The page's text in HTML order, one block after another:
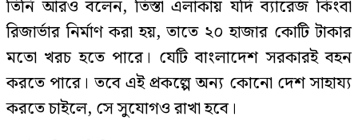
তিনি আরও বলেন, তিস্তা এলাকায় যদি ব্যারেজ কিংবা
রিজার্ভার নির্মাণ করা হয়, তাতে ২০ হাজার কোটি টাকার
মতো খরচ হতে পারে। যেটি বাংলাদেশ সরকারই বহন
করতে পারে। তবে এই প্রকল্পে অন্য কোনো দেশ সাহায্য
করতে চাইলে, সে সুযোগও রাখা হবে।